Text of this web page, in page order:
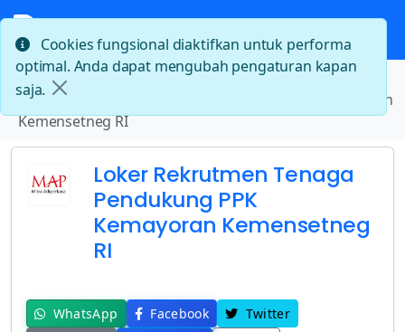
Beranda
Loker Rekrutmen Tenaga Pendukung PPK Kemayoran
Kemensetneg RI
Loker Rekrutmen Tenaga
Pendukung PPK
Kemayoran Kemensetneg
RI
WhatsApp Facebook
Twitter
Cookies fungsional diaktifkan untuk performa
optimal. Anda dapat mengubah pengaturan kapan
saja.